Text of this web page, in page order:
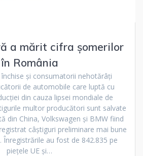
a mărit cifra șomerilor
în România
și consumatorii nehotărâți
de automobile care luptă cu
din cauza lipsei mondiale de
multor producători sunt salvate
din China, Volkswagen și BMW fiind
câștiguri preliminare mai bune
Înregistrările au fost de 842.835 pe
piețele UE și…